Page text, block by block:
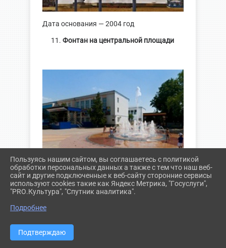
Дата основания — 2004 год
Фонтан на центральной площади
С 2013 года- поющий фонтан «Блюз»
Пользуясь нашим сайтом, вы соглашаетесь с политикой
обработки персональных данных а также с тем что наш веб-
сайт и другие подключенные к веб-сайту сторонние сервисы
используют cookies такие как Яндекс Метрика, "Госуслуги",
"PRO.Культура", "Спутник аналитика".
Подробнее
Подтверждаю